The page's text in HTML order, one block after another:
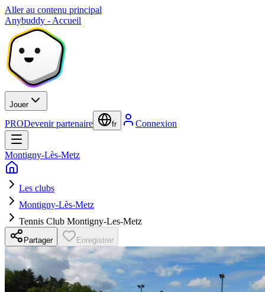
Aller au contenu principal
Anybuddy - Accueil
Jouer
PRODevenir partenaire fr Connexion
Montigny-Lès-Metz
Les clubs
Montigny-Lès-Metz
Tennis Club Montigny-Les-Metz
Partager Enregistrer